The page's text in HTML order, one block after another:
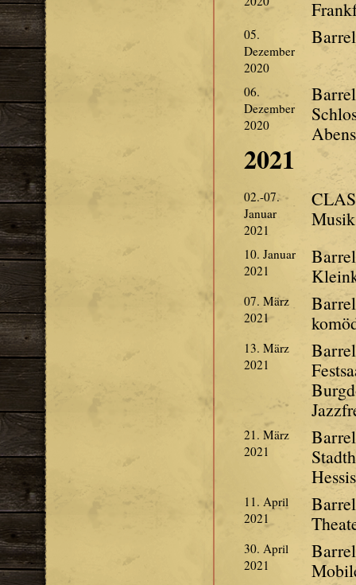
05.
Dezember
2020
06.
Dezember
2020
Abens
2021
02.-07.
Januar
2021
10. Januar
2021
07. März
2021
13. März
2021
21. März
2021
11. April
2021
30. April
2021